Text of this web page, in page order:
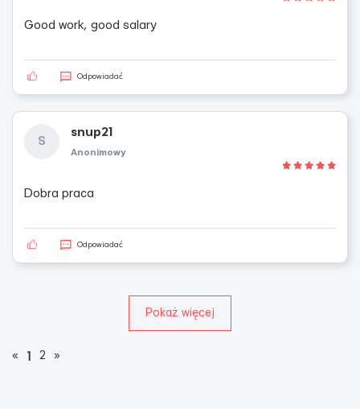
Good work, good salary
Odpowiadać
S
snup21
Anonimowy
Dobra praca
Odpowiadać
Pokaż więcej
« 2 »